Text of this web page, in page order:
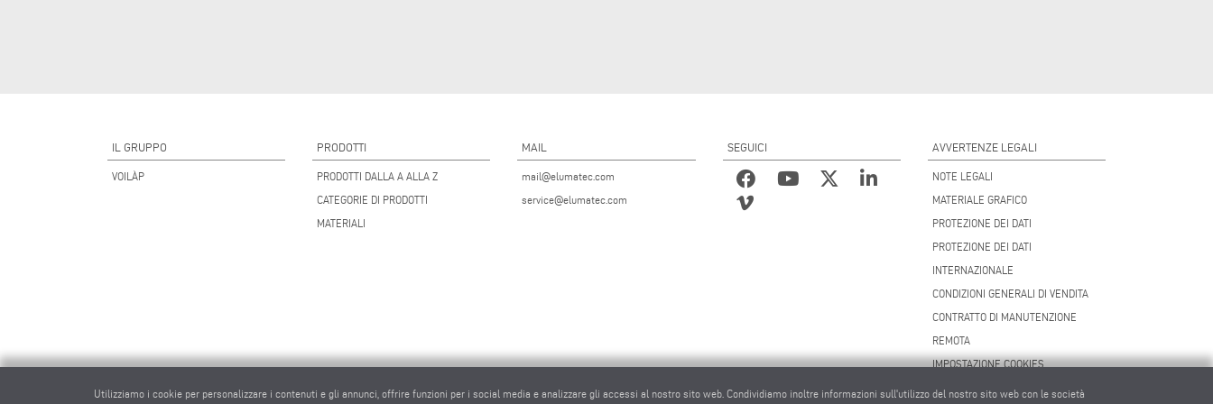
IL GRUPPO
VOILÀP
PRODOTTI
PRODOTTI DALLA A ALLA Z
CATEGORIE DI PRODOTTI
MATERIALI
MAIL
mail@elumatec.com
service@elumatec.com
SEGUICI AVVERTENZE LEGALI
NOTE LEGALI
MATERIALE GRAFICO
PROTEZIONE DEI DATI
PROTEZIONE DEI DATI
INTERNAZIONALE
CONDIZIONI GENERALI DI VENDITA
CONTRATTO DI MANUTENZIONE
REMOTA
IMPOSTAZIONE COOKIES
CODICE DI CONDOTTA DEI FORNITORI
Utilizziamo i cookie per personalizzare i contenuti e gli annunci, offrire funzioni per i social media e analizzare gli accessi al nostro sito web. Condividiamo inoltre informazioni sull'utilizzo del nostro sito web con le società